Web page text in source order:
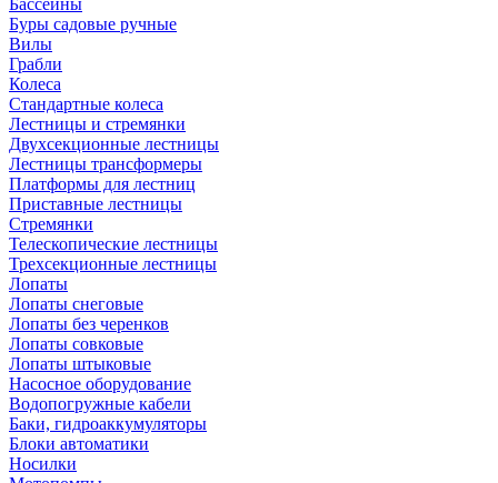
Бассейны
Буры садовые ручные
Вилы
Грабли
Колеса
Стандартные колеса
Лестницы и стремянки
Двухсекционные лестницы
Лестницы трансформеры
Платформы для лестниц
Приставные лестницы
Стремянки
Телескопические лестницы
Трехсекционные лестницы
Лопаты
Лопаты снеговые
Лопаты без черенков
Лопаты совковые
Лопаты штыковые
Насосное оборудование
Водопогружные кабели
Баки, гидроаккумуляторы
Блоки автоматики
Носилки